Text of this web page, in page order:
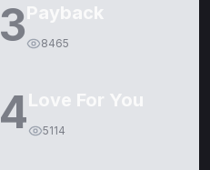
3Payback
8465
4Love For You
5114